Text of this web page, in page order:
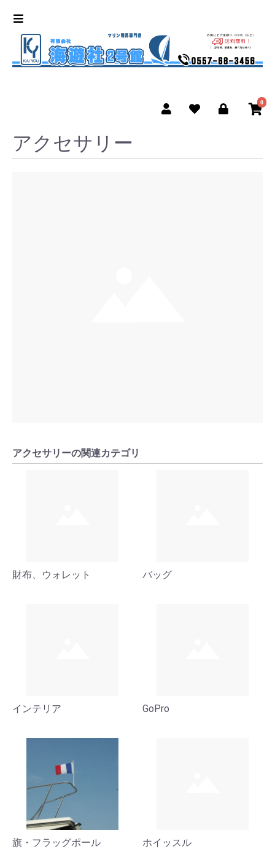
0
アクセサリー
アクセサリーの関連カテゴリ
財布、ウォレット バッグ
インテリア GoPro
旗・フラッグポール ホイッスル